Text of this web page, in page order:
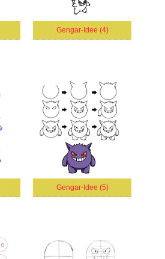
Gengar-Idee (4)
Gengar-Idee (5)